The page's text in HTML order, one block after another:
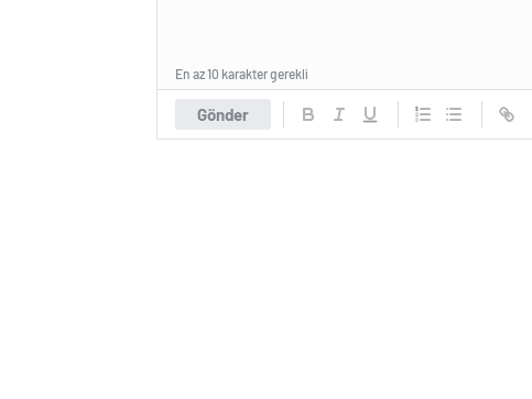
Gönder
En az 10 karakter gerekli